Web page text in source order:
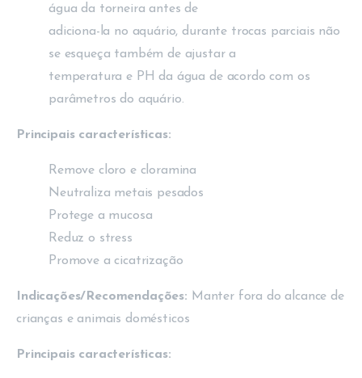
água da torneira antes de
adiciona-la no aquário, durante trocas parciais não
se esqueça também de ajustar a
temperatura e PH da água de acordo com os
parâmetros do aquário.
Principais características:
Remove cloro e cloramina
Neutraliza metais pesados
Protege a mucosa
Reduz o stress
Promove a cicatrização
Indicações/Recomendações: Manter fora do alcance de
crianças e animais domésticos
Principais características: